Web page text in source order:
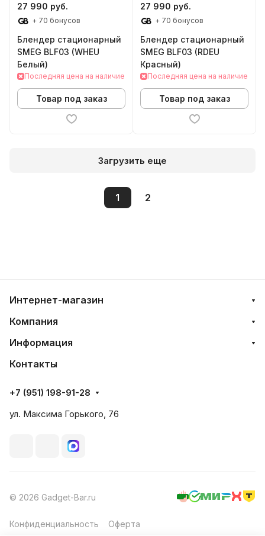
27 990 руб.
+ 70 бонусов
Блендер стационарный
SMEG BLF03 (WHEU
Белый)
Последняя цена на наличие
Товар под заказ
27 990 руб.
+ 70 бонусов
Блендер стационарный
SMEG BLF03 (RDEU
Красный)
Последняя цена на наличие
Товар под заказ
Загрузить еще
1 2
Интернет-магазин
Компания
Информация
Контакты
+7 (951) 198-91-28
ул. Максима Горького, 76
© 2026 Gadget-Bar.ru
Конфиденциальность Оферта